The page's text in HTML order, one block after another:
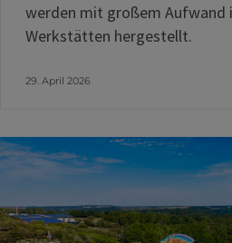
werden mit großem Aufwand
Werkstätten hergestellt.
29. April 2026